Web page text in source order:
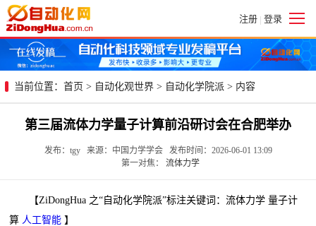
注册 | 登录
当前位置： 首页 > 自动化观世界 > 自动化学院派 > 内容
第三届流体力学量子计算前沿研讨会在合肥举办
发布：tgy 来源：中国力学学会 发布时间：2026-06-01 13:09
第一对焦： 流体力学
【ZiDongHua 之“自动化学院派”标注关键词：流体力学 量子计
算 人工智能 】